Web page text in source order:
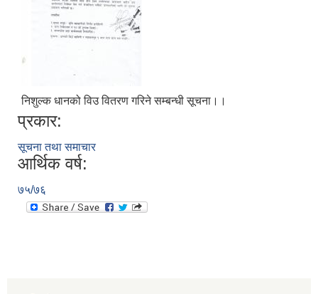
निशुल्क धानको विउ वितरण गरिने सम्बन्धी सूचना।।
प्रकार:
सूचना तथा समाचार
आर्थिक वर्ष:
७५/७६